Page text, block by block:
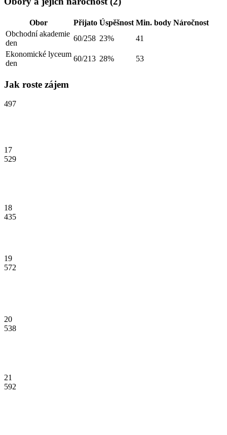
Obor Přijato Úspěšnost Min. body Náročnost
Obchodní akademie
den
60/258 23%
41
Ekonomické lyceum
den
60/213 28% 53
Jak roste zájem
497
17
529
18
435
19
572
20
538
21
592